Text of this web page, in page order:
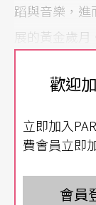
蹈與音樂，
展的黃金歲月
創作並重建
藝術、生活
禮失求諸異國
發光，依然
歡迎
立即加入
費會員立即
會員